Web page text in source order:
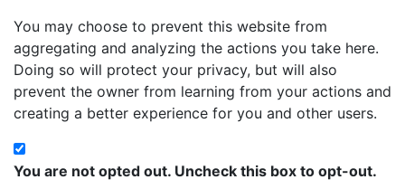
You may choose to prevent this website from
aggregating and analyzing the actions you take here.
Doing so will protect your privacy, but will also
prevent the owner from learning from your actions and
creating a better experience for you and other users.
You are not opted out. Uncheck this box to opt-out.